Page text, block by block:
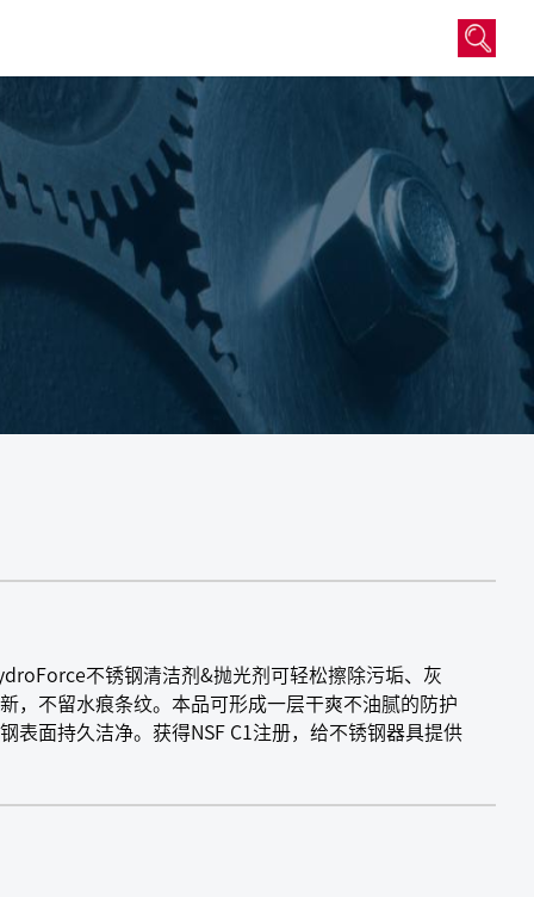
不锈钢清洁剂&抛光剂可轻松擦除污垢、灰
，不留水痕条纹。本品可形成一层干爽不油腻的防护
表面持久洁净。获得NSF C1注册，给不锈钢器具提供